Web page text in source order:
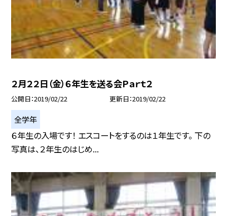
２月２２日（金）６年生を送る会Ｐａｒｔ２
公開日 2019/02/22 更新日 2019/02/22
全学年
６年生の入場です！ エスコートをするのは１年生です。 下の
写真は、２年生のはじめ...